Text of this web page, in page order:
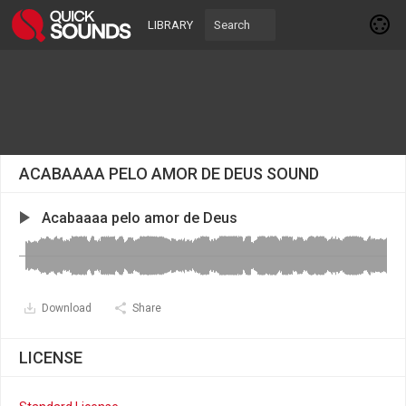
LIBRARY
ACABAAAA PELO AMOR DE DEUS SOUND
Acabaaaa pelo amor de Deus
Download Share
LICENSE